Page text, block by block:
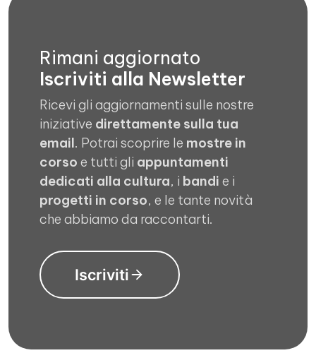
Rimani aggiornato
Iscriviti alla Newsletter
Ricevi gli aggiornamenti sulle nostre
iniziative direttamente sulla tua
email. Potrai scoprire le mostre in
corso e tutti gli appuntamenti
dedicati alla cultura, i bandi e i
progetti in corso, e le tante novità
che abbiamo da raccontarti.
Iscriviti